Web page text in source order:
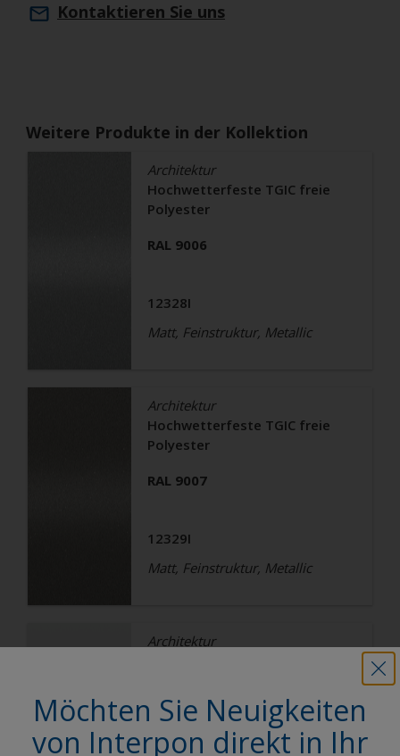
Kontaktieren Sie uns
Weitere Produkte in der Kollektion
Architektur
Hochwetterfeste TGIC freie
Polyester
RAL 9006
12328I
Matt, Feinstruktur, Metallic
Architektur
Hochwetterfeste TGIC freie
Polyester
RAL 9007
12329I
Matt, Feinstruktur, Metallic
Architektur
RAL 9003
Möchten Sie Neuigkeiten
von Interpon direkt in Ihr